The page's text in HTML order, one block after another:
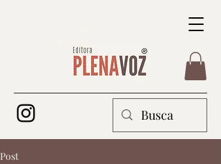
Post